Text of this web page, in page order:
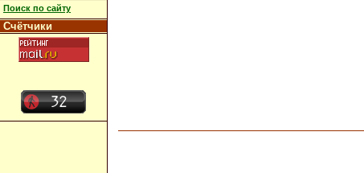
Поиск по сайту
Счётчики